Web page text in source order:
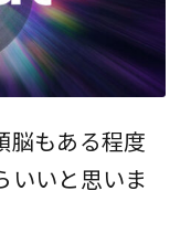
脳もある程度
いいと思いま